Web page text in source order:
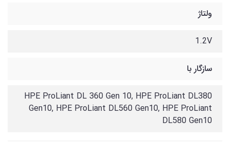
ولتاژ
1.2V
سازگار با
HPE ProLiant DL 360 Gen 10, HPE ProLiant DL380
Gen10, HPE ProLiant DL560 Gen10, HPE ProLiant
DL580 Gen10